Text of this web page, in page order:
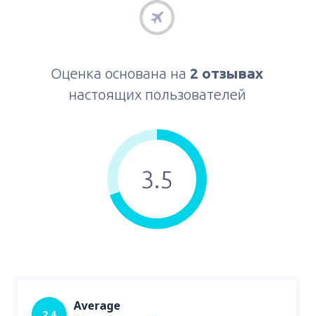
Оценка основана на 2 отзывах
настоящих пользователей
3.5
Average